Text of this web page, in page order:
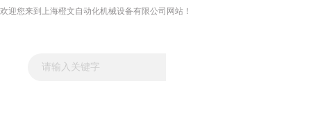
欢迎您来到上海橙文自动化机械设备有限公司网站！